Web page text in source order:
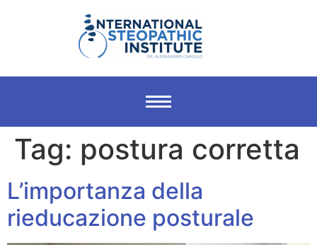
Tag: postura corretta
L’importanza della
rieducazione posturale